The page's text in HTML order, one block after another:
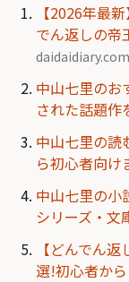
【2026年最
でん返しの
daidaidiary.com
中山七里のお
された話題作
中山七里の読
ら初心者向け
中山七里の小
シリーズ・文
【どんでん
選!初心者か